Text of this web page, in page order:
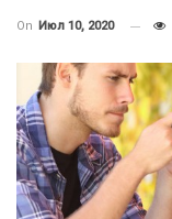
On Июл 10, 2020